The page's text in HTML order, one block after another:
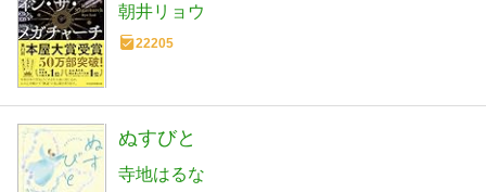
朝井リョウ
22205
ぬすびと
寺地はるな